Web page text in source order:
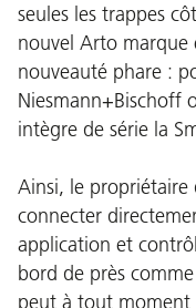
seules les trappes
nouvel Arto marque
nouveauté phare :
Niesmann+Bischoff
intègre de série la
Ainsi, le
connecter
application et
bord de près
peut à tout